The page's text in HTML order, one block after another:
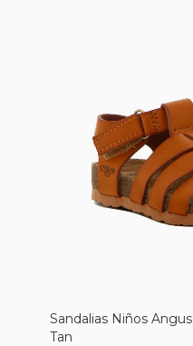
Sandalias Niños
Tan